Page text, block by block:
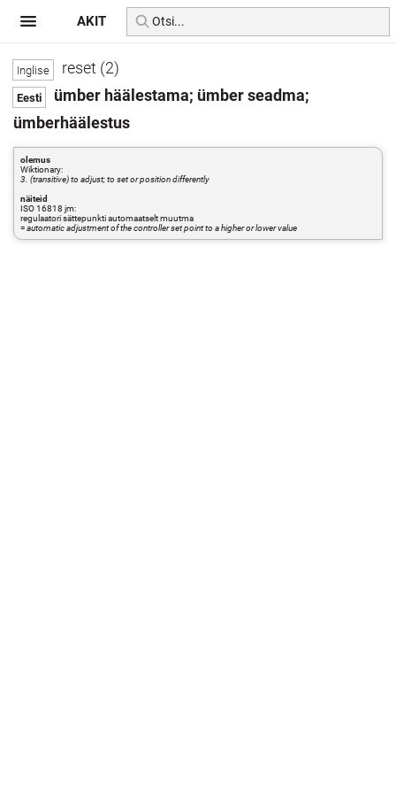
reset (2)
ümber häälestama; ümber seadma;
ümberhäälestus
olemus
Wiktionary:
3. (transitive) to adjust; to set or position differently
näiteid
ISO 16818 jm:
regulaatori sättepunkti automaatselt muutma
=automatic adjustment of the controller set point to a higher or lower value
AKIT